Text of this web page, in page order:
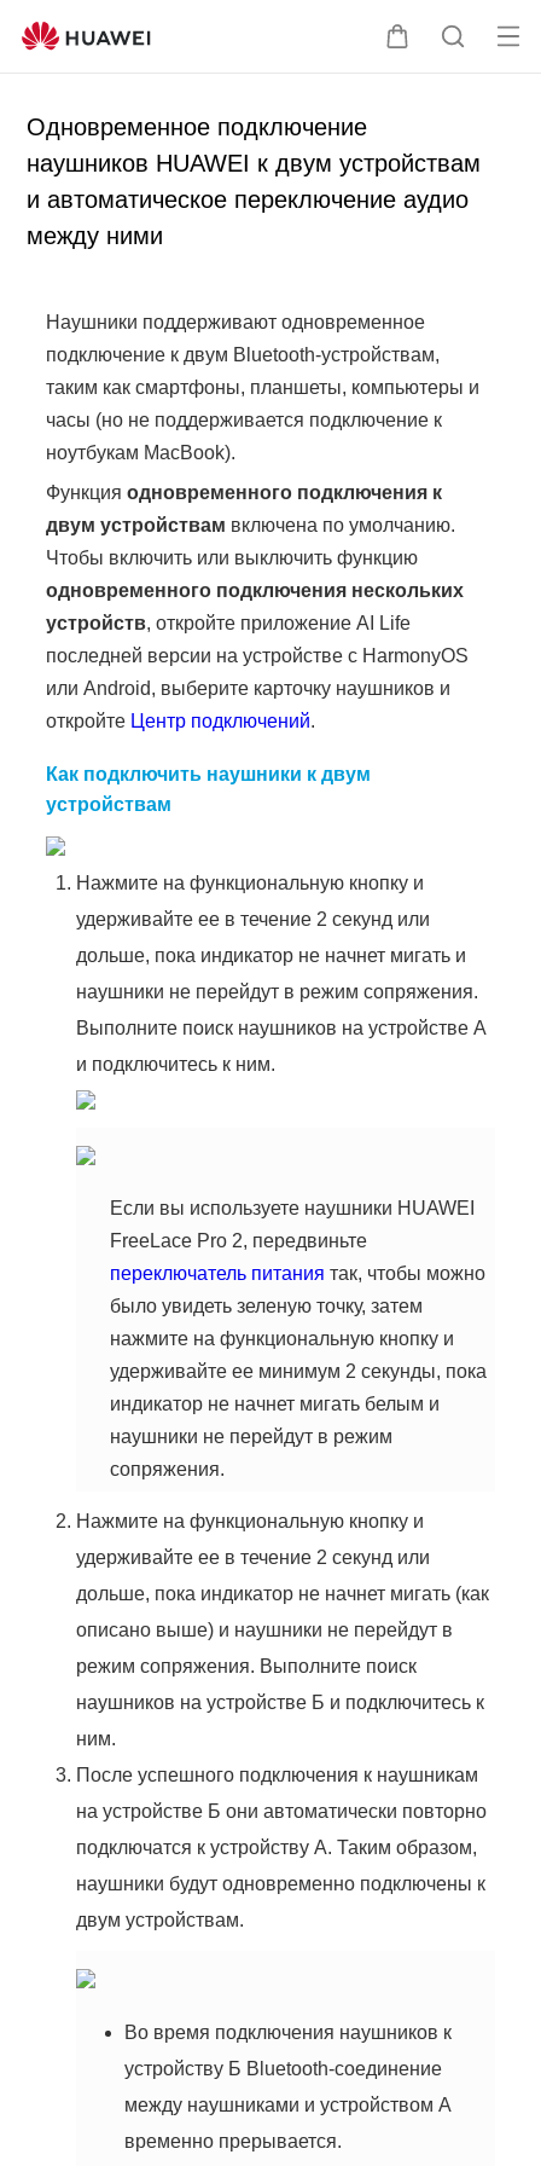
Щ
л
ь
П
к
п
у
От
Одновременное подключение
наушников HUAWEI к двум устройствам
и автоматическое переключение аудио
между ними
Наушники поддерживают одновременное
подключение к двум Bluetooth-устройствам,
таким как смартфоны, планшеты, компьютеры и
часы (но не поддерживается подключение к
ноутбукам MacBook).
Функцияодновременного подключения к
двум устройствам включена по умолчанию.
Чтобы включить или выключить функцию
одновременного подключения нескольких
устройств, откройте приложение AI Life
последней версии на устройстве с HarmonyOS
или Android, выберите карточку наушников и
откройте Центр подключений.
Как подключить наушники к двум
устройствам
Нажмите на функциональную кнопку и
удерживайте ее в течение 2 секунд или
дольше, пока индикатор не начнет мигать и
наушники не перейдут в режим сопряжения.
Выполните поиск наушников на устройстве А
и подключитесь к ним.
Если вы используете наушники HUAWEI
FreeLace Pro 2, передвиньте
переключатель питания так, чтобы можно
было увидеть зеленую точку, затем
нажмите на функциональную кнопку и
удерживайте ее минимум 2 секунды, пока
индикатор не начнет мигать белым и
наушники не перейдут в режим
сопряжения.
Нажмите на функциональную кнопку и
удерживайте ее в течение 2 секунд или
дольше, пока индикатор не начнет мигать (как
описано выше) и наушники не перейдут в
режим сопряжения. Выполните поиск
наушников на устройстве Б и подключитесь к
ним.
После успешного подключения к наушникам
на устройстве Б они автоматически повторно
подключатся к устройству А. Таким образом,
наушники будут одновременно подключены к
двум устройствам.
Во время подключения наушников к
устройству Б Bluetooth-соединение
между наушниками и устройством A
временно прерывается.